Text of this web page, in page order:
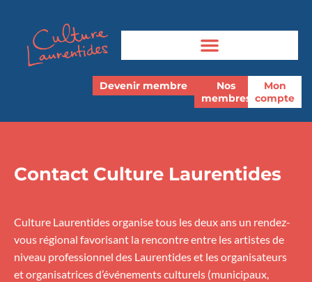
Devenir membre
Nos
membres
Mon
compte
Contact Culture Laurentides
Culture Laurentides organise tous les deux ans un rendez-
vous régional favorisant la rencontre entre les artistes de
niveau professionnel des Laurentides et les organisateurs
et organisatrices d’événements culturels (municipaux,